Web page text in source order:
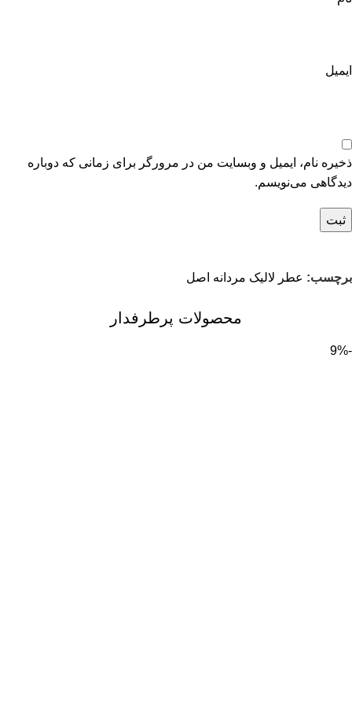
ایمیل
ذخیره نام، ایمیل و وبسایت من در مرورگر برای زمانی که دوباره
دیدگاهی می‌نویسم.
برچسب: عطر لالیک مردانه اصل
محصولات پرطرفدار
-9%